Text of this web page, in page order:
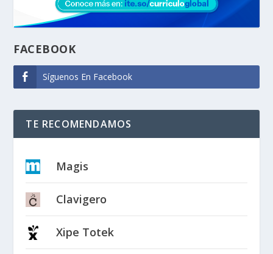
FACEBOOK
Síguenos En Facebook
TE RECOMENDAMOS
Magis
Clavigero
Xipe Totek